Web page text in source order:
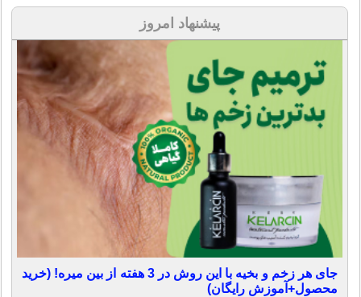
پیشنهاد امروز
جای هر زخم و بخیه با این روش در 3 هفته از بین میره! (خرید
محصول+آموزش رایگان)